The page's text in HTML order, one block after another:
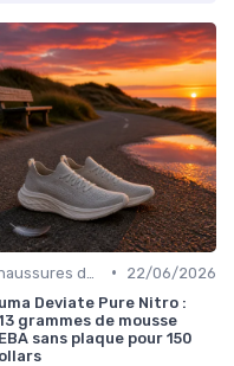
•
22/06/2026
Deviate Pure Nitro :
grammes de mousse
sans plaque pour 150